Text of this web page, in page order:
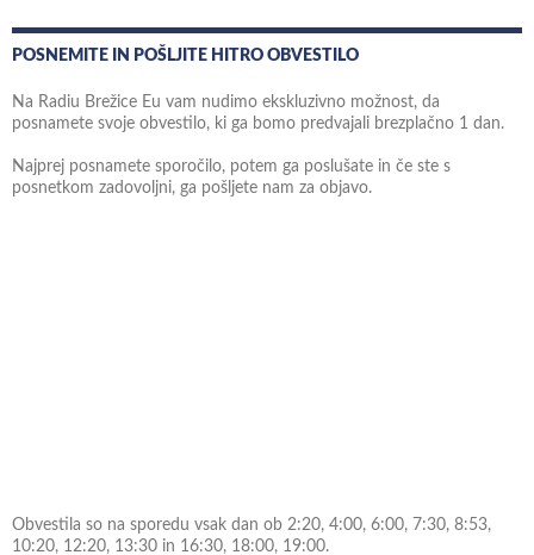
POSNEMITE IN POŠLJITE HITRO OBVESTILO
Na Radiu Brežice Eu vam nudimo ekskluzivno možnost, da
posnamete svoje obvestilo, ki ga bomo predvajali brezplačno 1 dan.
Najprej posnamete sporočilo, potem ga poslušate in če ste s
posnetkom zadovoljni, ga pošljete nam za objavo.
Obvestila so na sporedu vsak dan ob 2:20, 4:00, 6:00, 7:30, 8:53,
10:20, 12:20, 13:30 in 16:30, 18:00, 19:00.